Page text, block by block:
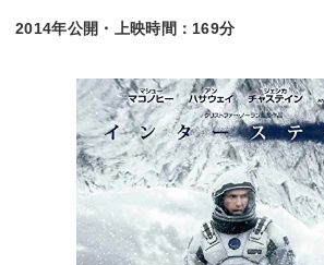
2014年公開・上映時間：169分